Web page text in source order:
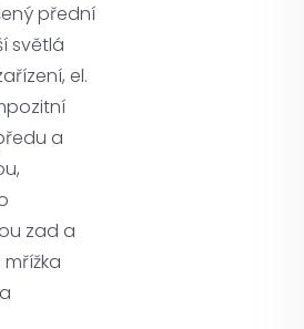
přední
světlá
el.
a
zad a